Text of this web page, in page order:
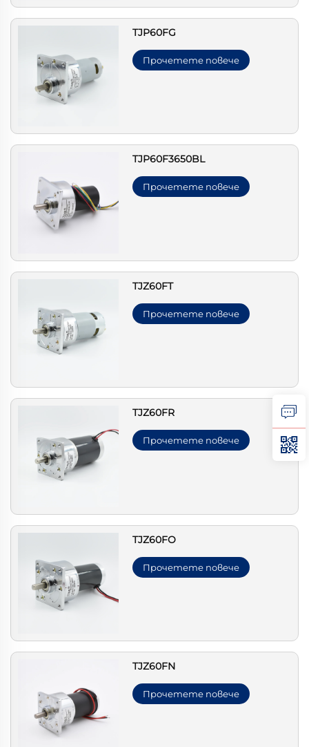
TJP60FG
Прочетете повече
TJP60F3650BL
Прочетете повече
TJZ60FT
Прочетете повече
TJZ60FR
Прочетете повече
TJZ60FO
Прочетете повече
TJZ60FN
Прочетете повече